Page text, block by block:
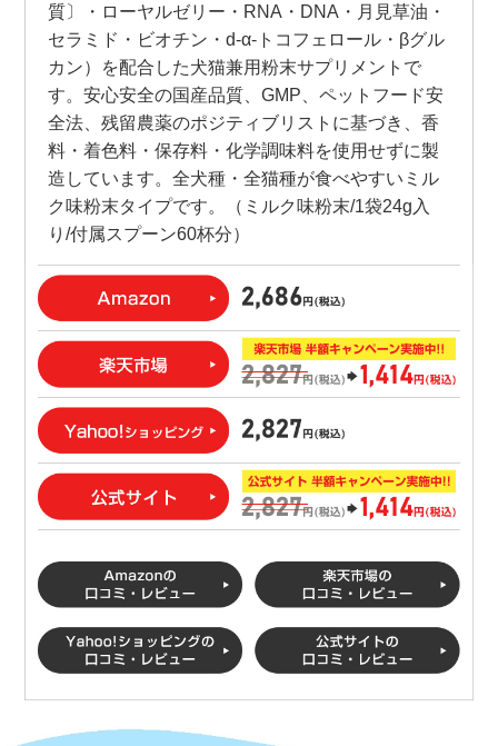
質〕・ローヤルゼリー・RNA・DNA・月見草油・
セラミド・ビオチン・d-α-トコフェロール・βグル
カン）を配合した犬猫兼用粉末サプリメントで
す。安心安全の国産品質、GMP、ペットフード安
全法、残留農薬のポジティブリストに基づき、香
料・着色料・保存料・化学調味料を使用せずに製
造しています。全犬種・全猫種が食べやすいミル
ク味粉末タイプです。（ミルク味粉末/1袋24g入
り/付属スプーン60杯分）